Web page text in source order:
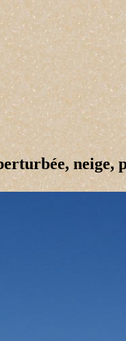
neige,